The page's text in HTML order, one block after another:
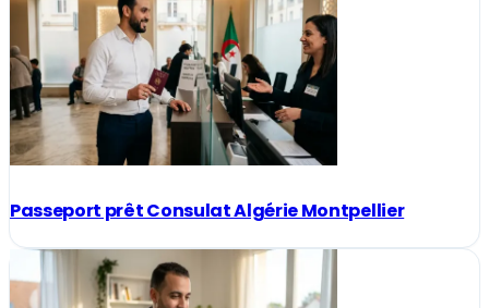
Passeport prêt Consulat Algérie Montpellier